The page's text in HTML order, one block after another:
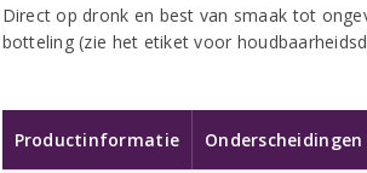
Direct op dronk en best van smaak tot
botteling (zie het etiket voor
Productinformatie Onderscheidingen